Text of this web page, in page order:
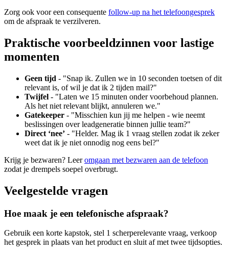
Zorg ook voor een consequente follow-up na het telefoongesprek
om de afspraak te verzilveren.
Praktische voorbeeldzinnen voor lastige
momenten
Geen tijd - "Snap ik. Zullen we in 10 seconden toetsen of dit
relevant is, of wil je dat ik 2 tijden mail?"
Twijfel - "Laten we 15 minuten onder voorbehoud plannen.
Als het niet relevant blijkt, annuleren we."
Gatekeeper - "Misschien kun jij me helpen - wie neemt
beslissingen over leadgeneratie binnen jullie team?"
Direct ‘nee’ - "Helder. Mag ik 1 vraag stellen zodat ik zeker
weet dat ik je niet onnodig nog eens bel?"
Krijg je bezwaren? Leeromgaan met bezwaren aan de telefoon
zodat je drempels soepel overbrugt.
Veelgestelde vragen
Hoe maak je een telefonische afspraak?
Gebruik een korte kapstok, stel 1 scherperelevante vraag, verkoop
het gesprek in plaats van het product en sluit af met twee tijdsopties.